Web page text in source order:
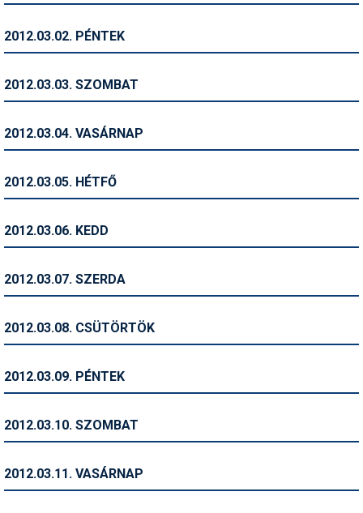
Ingatlan
Kerékpár
Magazinok
Pályázatok
Síbérletárak
2012.03.02. PÉNTEK
2012.03.03. SZOMBAT
2012.03.04. VASÁRNAP
2012.03.05. HÉTFŐ
2012.03.06. KEDD
2012.03.07. SZERDA
2012.03.08. CSÜTÖRTÖK
2012.03.09. PÉNTEK
2012.03.10. SZOMBAT
2012.03.11. VASÁRNAP